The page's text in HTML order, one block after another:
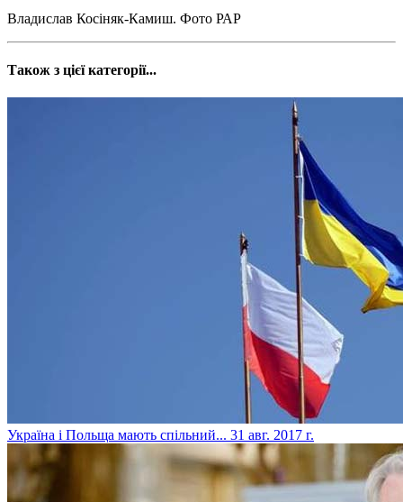
Владислав Косіняк-Камиш. Фото РАР
Також з цієї категорії...
​Україна і Польща мають спільний... 31 авг. 2017 г.